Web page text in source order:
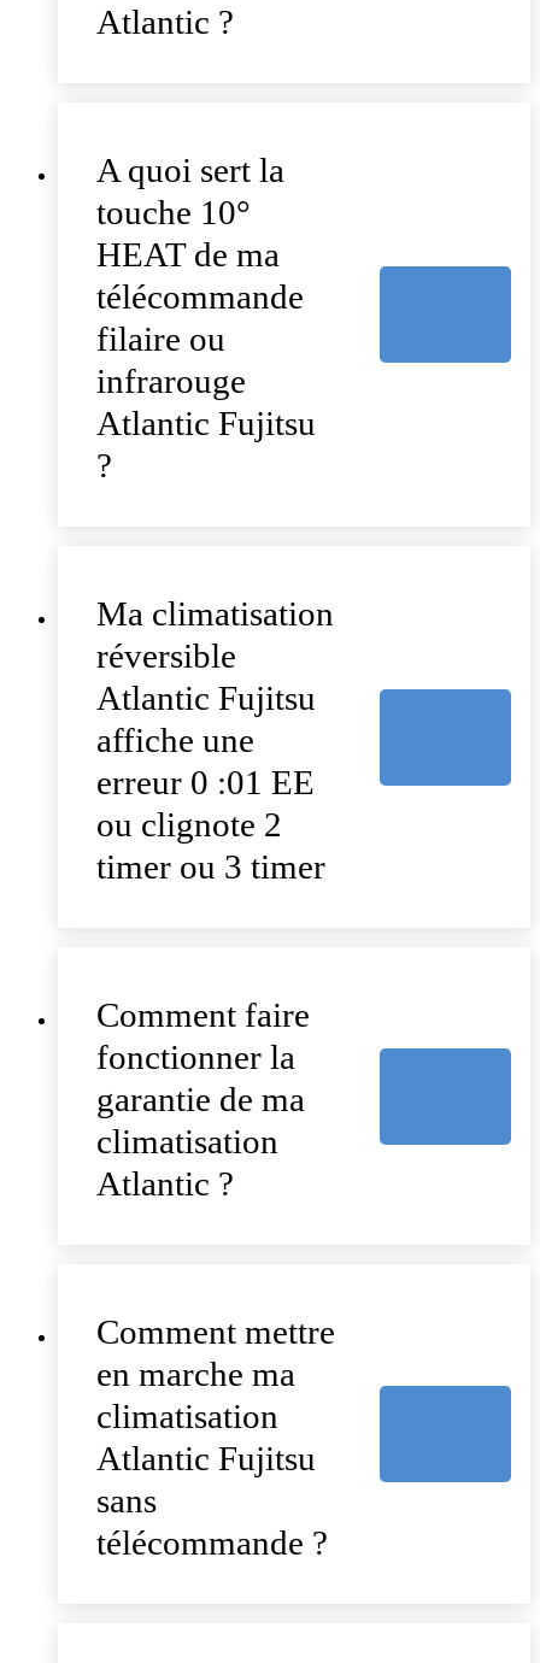
Atlantic ?
A quoi sert la
touche 10°
HEAT de ma
télécommande
filaire ou
infrarouge
Atlantic Fujitsu
?
Ma climatisation
réversible
Atlantic Fujitsu
affiche une
erreur 0 :01 EE
ou clignote 2
timer ou 3 timer
Comment faire
fonctionner la
garantie de ma
climatisation
Atlantic ?
Comment mettre
en marche ma
climatisation
Atlantic Fujitsu
sans
télécommande ?